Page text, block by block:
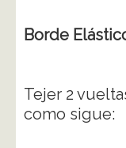
Borde
Tejer 2
como sigue: